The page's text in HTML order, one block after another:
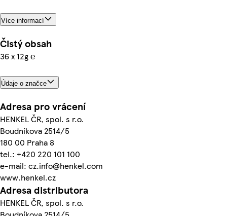
Více informací
Čistý obsah
36 x 12g ℮
Údaje o značce
Adresa pro vrácení
HENKEL ČR, spol. s r.o.
Boudníkova 2514/5
180 00 Praha 8
tel.: +420 220 101 100
e-mail: cz.info@henkel.com
www.henkel.cz
Adresa distributora
HENKEL ČR, spol. s r.o.